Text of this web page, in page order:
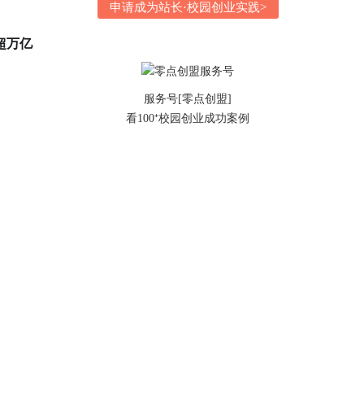
万亿
申请成为站长·校园创业实践>
服务号[零点创盟]
看100⁺校园创业成功案例